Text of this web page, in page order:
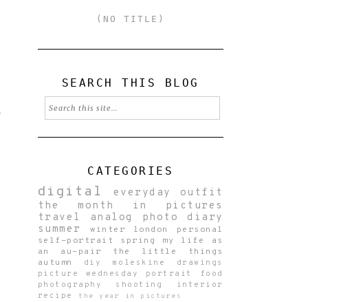
(NO TITLE)
SEARCH THIS BLOG
CATEGORIES
digital everyday outfit
the month in pictures
travel
analog
photo diary
summerwinter london personal
self-portrait spring my life as
an au-pair the little things
autumn
diy moleskine drawings
picture wednesday portrait
food
photography shooting
interior
recipe
the year in pictures